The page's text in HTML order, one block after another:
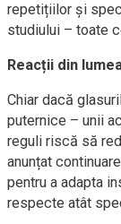
repetițiilor și
studiului – toate
Reacții din
Chiar dacă
puternice – unii
reguli riscă să
anunțat
pentru a adapta
respecte atât